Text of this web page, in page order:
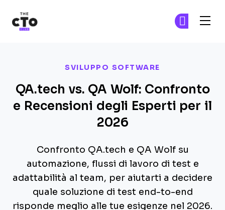
SVILUPPO SOFTWARE
QA.tech vs. QA Wolf: Confronto
e Recensioni degli Esperti per il
2026
Confronto QA.tech e QA Wolf su
automazione, flussi di lavoro di test e
adattabilità al team, per aiutarti a decidere
quale soluzione di test end-to-end
risponde meglio alle tue esigenze nel 2026.